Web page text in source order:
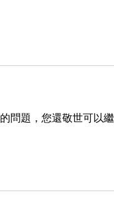
問題，您還敬世可以